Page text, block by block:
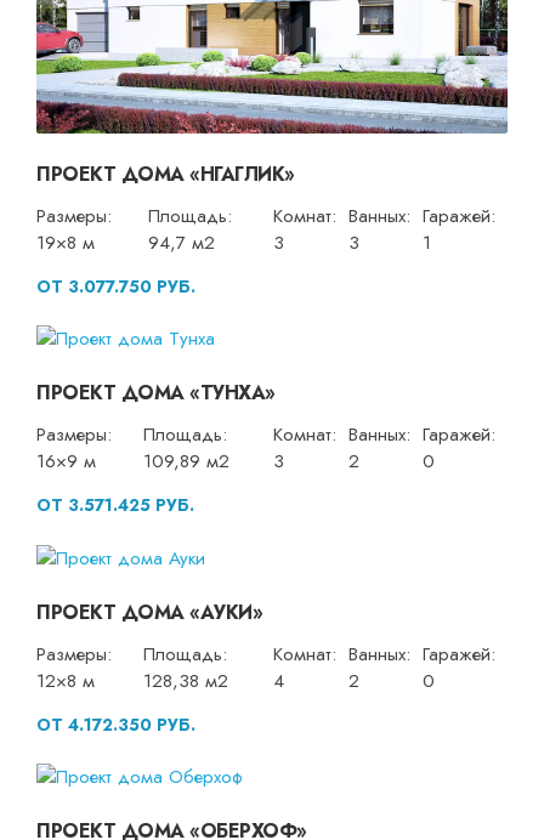
ПРОЕКТ ДОМА «НГАГЛИК»
Размеры:
19×8 м
Площадь:
94,7 м2
Комнат:
3
Ванных:
3
Гаражей:
1
ОТ 3.077.750 РУБ.
ПРОЕКТ ДОМА «ТУНХА»
Размеры:
16×9 м
Площадь:
109,89 м2
Комнат:
3
Ванных:
2
Гаражей:
0
ОТ 3.571.425 РУБ.
ПРОЕКТ ДОМА «АУКИ»
Размеры:
12×8 м
Площадь:
128,38 м2
Комнат:
4
Ванных:
2
Гаражей:
0
ОТ 4.172.350 РУБ.
ПРОЕКТ ДОМА «ОБЕРХОФ»